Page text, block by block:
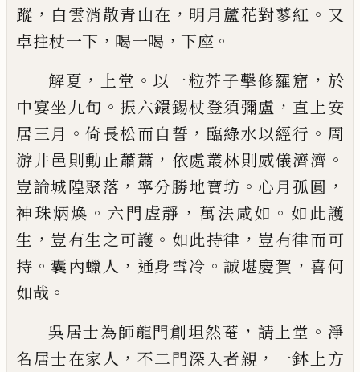
蹤 ， 白雲消散青山在 ， 明月蘆花對蓼紅 。 又
卓拄杖一下 ， 喝一喝 ， 下座 。
解夏 ， 上堂 。 以一粒芥子擊修羅窟 ， 於
中宴坐九旬 。 振六鐶錫杖登須彌盧 ， 直上安
居三月 。倚長松而自誓 ， 臨綠水以經行 。 周
游井邑則動止蕭蕭 ， 依處叢林則威儀濟濟 。
豈論城隍聚落 ， 寧分勝地寶坊 。 心月孤圓 ，
神珠炳煥 。 六門虗靜 ， 萬法咸如 。 如此護
生 ， 豈有生之可護 。 如此持律 ， 豈有律而可
持 。 囊內蠟人 ， 通身雪冷 。誠堪慶賀 ， 喜何
如哉 。
吳居士為師龍門創坦然菴 ， 請上堂 。 淨
名居士在家人 ， 不二門深入者親 ， 一鉢上方